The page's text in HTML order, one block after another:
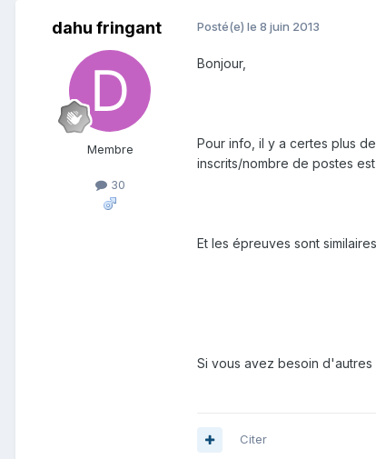
dahu fringant
Membre
30
Posté(e) le 8 juin 2013
Bonjour,
Pour info, il y a certes plus
inscrits/nombre de postes
Et les épreuves sont
Si vous avez besoin
Citer